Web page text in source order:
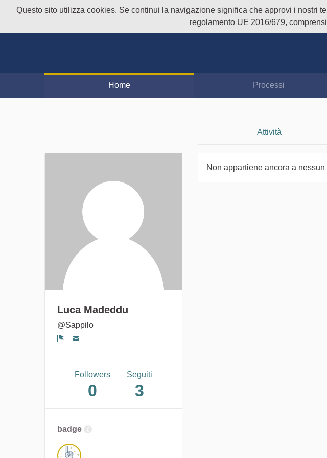
Questo sito utilizza cookies. Se continui la navigazione significa che approvi i nostri
regolamento UE 2016/679,
Home Processi
Attività
Luca Madeddu
@Sappilo
Followers
0
Seguiti
3
badge
Non appartiene ancora a nessun